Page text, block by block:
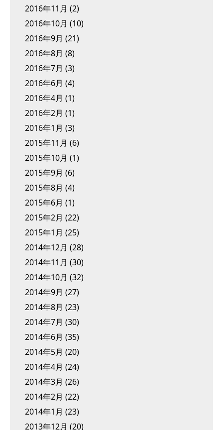
2016年11月 (2)
2016年10月 (10)
2016年9月 (21)
2016年8月 (8)
2016年7月 (3)
2016年6月 (4)
2016年4月 (1)
2016年2月 (1)
2016年1月 (3)
2015年11月 (6)
2015年10月 (1)
2015年9月 (6)
2015年8月 (4)
2015年6月 (1)
2015年2月 (22)
2015年1月 (25)
2014年12月 (28)
2014年11月 (30)
2014年10月 (32)
2014年9月 (27)
2014年8月 (23)
2014年7月 (30)
2014年6月 (35)
2014年5月 (20)
2014年4月 (24)
2014年3月 (26)
2014年2月 (22)
2014年1月 (23)
2013年12月 (20)